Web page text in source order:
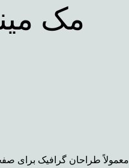
معمولاً طراحان گرافیک برای